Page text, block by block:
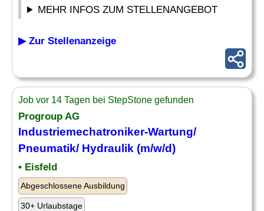
MEHR INFOS ZUM STELLENANGEBOT
▶ Zur Stellenanzeige
Job vor 14 Tagen bei StepStone gefunden
Progroup AG
Industriemechatroniker-Wartung/
Pneumatik/ Hydraulik (m/w/d)
• Eisfeld
Abgeschlossene Ausbildung
30+ Urlaubstage